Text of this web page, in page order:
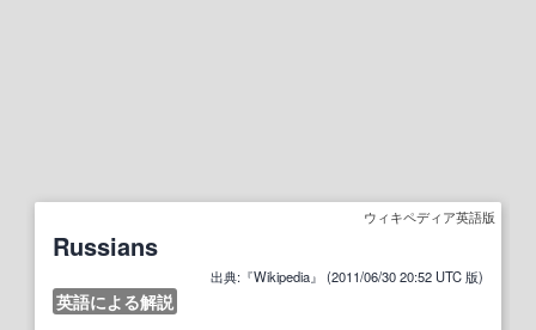
ウィキペディア英語版
Russians
出典:『Wikipedia』 (2011/06/30 20:52 UTC 版)
英語による解説